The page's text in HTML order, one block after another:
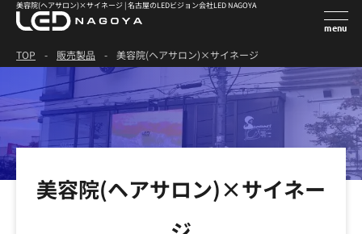
美容院(ヘアサロン)×サイネージ | 名古屋のLEDビジョン会社LED NAGOYA
TOP - 販売製品 - 美容院(ヘアサロン)×サイネージ
美容院(ヘアサロン)×サイネー